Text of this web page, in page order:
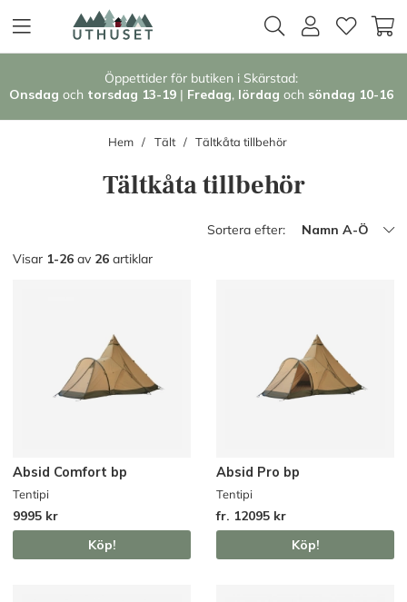
Öppettider för butiken i Skärstad:
Onsdag och torsdag 13-19 | Fredag, lördag och söndag 10-16
Hem Tält Tältkåta tillbehör
Tältkåta tillbehör
Sortera efter:
Namn A-Ö
Visar 1-26 av 26 artiklar
Absid Comfort bp
Tentipi
9995 kr
Köp!
Absid Pro bp
Tentipi
fr. 12095 kr
Köp!